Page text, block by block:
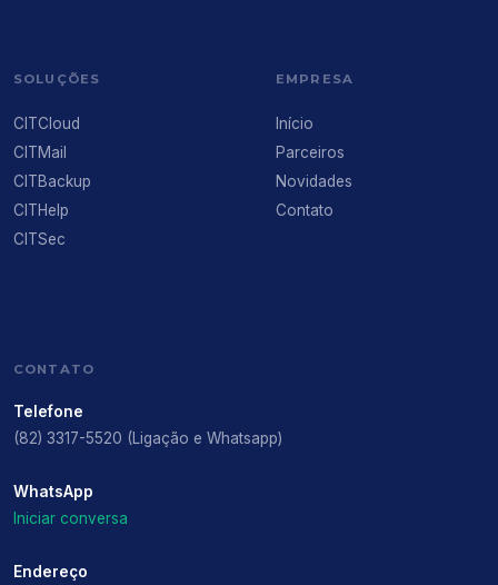
SOLUÇÕES
CITCloud
CITMail
CITBackup
CITHelp
CITSec
EMPRESA
Início
Parceiros
Novidades
Contato
CONTATO
Telefone
(82) 3317-5520 (Ligação e Whatsapp)
WhatsApp
Iniciar conversa
Endereço